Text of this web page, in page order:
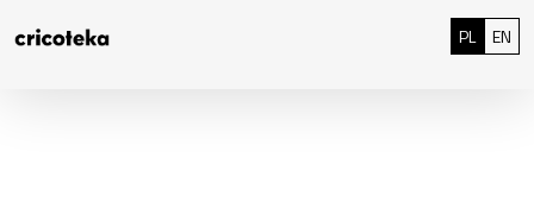
PL Polski
EN